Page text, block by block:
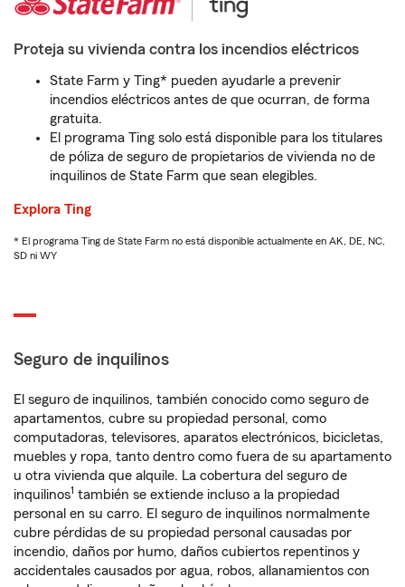
Proteja su vivienda contra los incendios eléctricos
State Farm y Ting* pueden ayudarle a prevenir
incendios eléctricos antes de que ocurran, de forma
gratuita.
El programa Ting solo está disponible para los titulares
de póliza de seguro de propietarios de vivienda no de
inquilinos de State Farm que sean elegibles.
Explora Ting
* El programa Ting de State Farm no está disponible actualmente en AK, DE, NC,
SD ni WY
Seguro de inquilinos
El seguro de inquilinos, también conocido como seguro de
apartamentos, cubre su propiedad personal, como
computadoras, televisores, aparatos electrónicos, bicicletas,
muebles y ropa, tanto dentro como fuera de su apartamento
u otra vivienda que alquile. La cobertura del seguro de
inquilinos1 también se extiende incluso a la propiedad
personal en su carro. El seguro de inquilinos normalmente
cubre pérdidas de su propiedad personal causadas por
incendio, daños por humo, daños cubiertos repentinos y
accidentales causados por agua, robos, allanamientos con